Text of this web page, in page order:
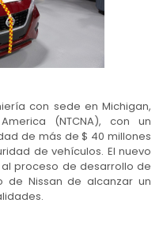
con sede en Michigan,
(NTCNA), con un
de más de $ 40 millones
de vehículos. El nuevo
proceso de desarrollo de
de Nissan de alcanzar un